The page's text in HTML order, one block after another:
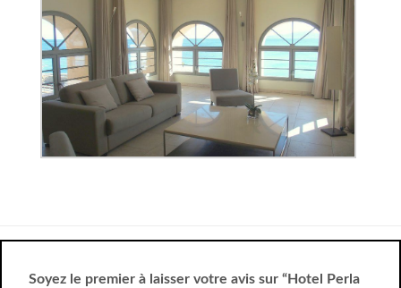
Soyez le premier à laisser votre avis sur “Hotel Perla